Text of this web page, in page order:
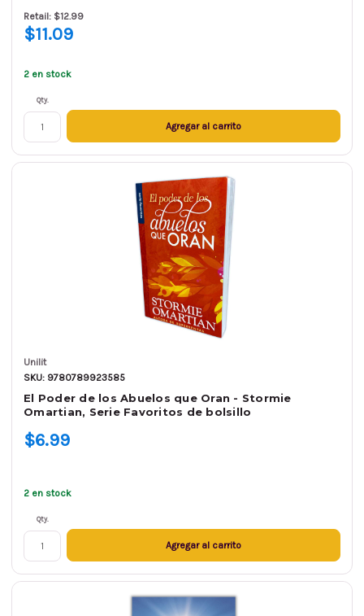
Retail: $12.99
$11.09
2 en stock
Qty.
Agregar al carrito
Unilit
SKU: 9780789923585
El Poder de los Abuelos que Oran - Stormie
Omartian, Serie Favoritos de bolsillo
$6.99
2 en stock
Qty.
Agregar al carrito